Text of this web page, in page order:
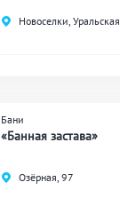
Новоселки, Уральская
Бани
«Банная застава»
Озёрная, 97